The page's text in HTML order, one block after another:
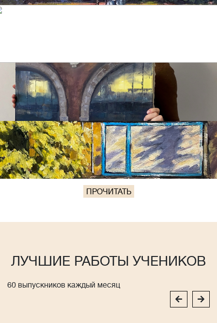
ПРОЧИТАТЬ
ЛУЧШИЕ РАБОТЫ УЧЕНИКОВ
60 выпускников каждый месяц